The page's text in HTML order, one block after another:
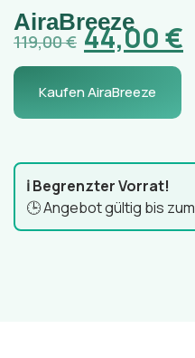
AiraBreeze
119,00€ 44,00€
Kaufen AiraBreeze
ℹ️ Begrenzter Vorrat!
🕒 Angebot gültig bis zum